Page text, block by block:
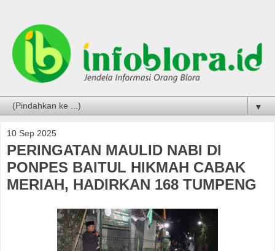
▼
10 Sep 2025
PERINGATAN MAULID NABI DI
PONPES BAITUL HIKMAH CABAK
MERIAH, HADIRKAN 168 TUMPENG